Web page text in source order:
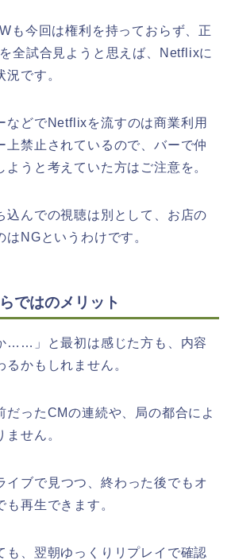
も今回は権利を持っておらず、正
全試合見ようと思えば、Netflixに
です。
などでNetflixを流すのは商業利用
上禁止されているので、バーで仲
ようと考えていた方はご注意を。
込んでの視聴は別として、お店の
はNGというわけです。
ではのメリット
……」と最初は感じた方も、内容
かもしれません。
だったCMの連続や、局の都合によ
せん。
イブで見つつ、終わった後でもオ
も再生できます。
も、翌朝ゆっくりリプレイで確認